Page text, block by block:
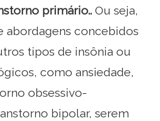
primário.. Ou seja,
abordagens concebidos
tipos de insônia ou
como ansiedade,
obsessivo-
bipolar, serem